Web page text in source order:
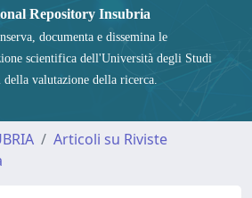
Repository Insubria
documenta e dissemina le
scientifica dell'Università degli Studi
valutazione della ricerca.
Articoli su Riviste